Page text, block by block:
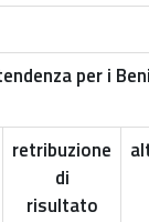
per i
retribuzione
di
risultato